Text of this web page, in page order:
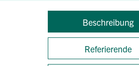
Beschreibung
Referierende